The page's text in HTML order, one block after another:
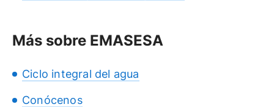
Más sobre EMASESA
Ciclo integral del agua
Conócenos